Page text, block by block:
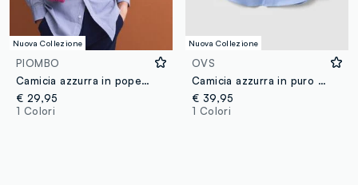
Nuova Collezione
PIOMBO
Camicia azzurra in popeline di puro cotone a quadri regular fit
€ 29,95
1 Colori
Nuova Collezione
OVS
Camicia azzurra in puro cotone con colletto francese easy iron regular fit
€ 39,95
1 Colori